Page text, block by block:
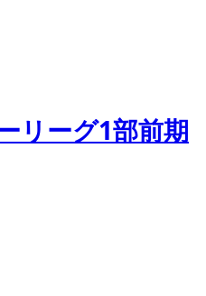
リーグ1部前期